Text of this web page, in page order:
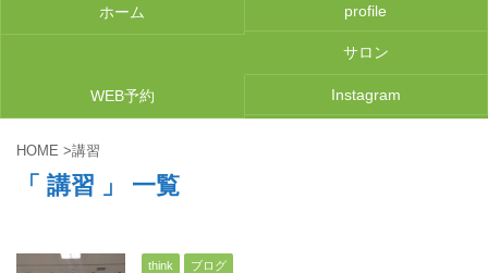
ホーム profile
サロン
WEB予約 Instagram
HOME >講習
「 講習 」 一覧
think ブログ